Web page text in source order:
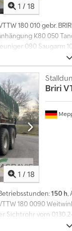
1 / 18
180 010 gebr.
K80 050
090 Saugarm
130 15
1 / 18
Briri
150 h,
180 0090
Sichtrohr vorn 0130
0160